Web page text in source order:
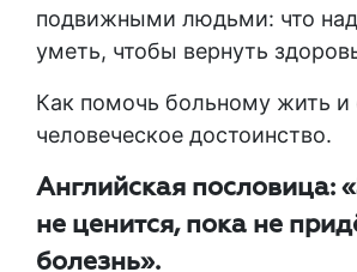
подвижными людьми: что
уметь, чтобы вернуть
Как помочь больному жить и
человеческое достоинство.
Английская пословица:
не ценится, пока не
болезнь».